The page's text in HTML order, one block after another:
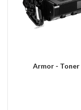
Armor - Toner